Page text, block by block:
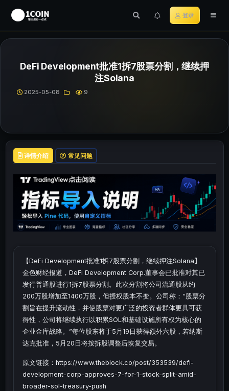
登录
DeFi Development批准1拆7股票分割，继续押
注Solana
2025-05-08 9
详情介绍 常见问题
【DeFi Development批准1拆7股票分割，继续押注Solana】
金色财经报道，DeFi Development Corp.董事会已批准对其已
发行普通股进行1拆7股票分割。此次分割将公司流通股从约
200万股增加至1400万股，但授权股本不变。公司称：“股票分
割旨在提升流动性，并使股票对更广泛的投资者群体更具可获
得性，公司将继续执行以积累SOL和基础设施所有权为核心的
企业金库战略。”每位股东将于5月19日获得额外六股，若纳斯
达克批准，5月20日将按拆股调整后恢复交易。
原文链接：https://www.theblock.co/post/353539/defi-
development-corp-approves-7-for-1-stock-split-amid-
broader-sol-treasury-push